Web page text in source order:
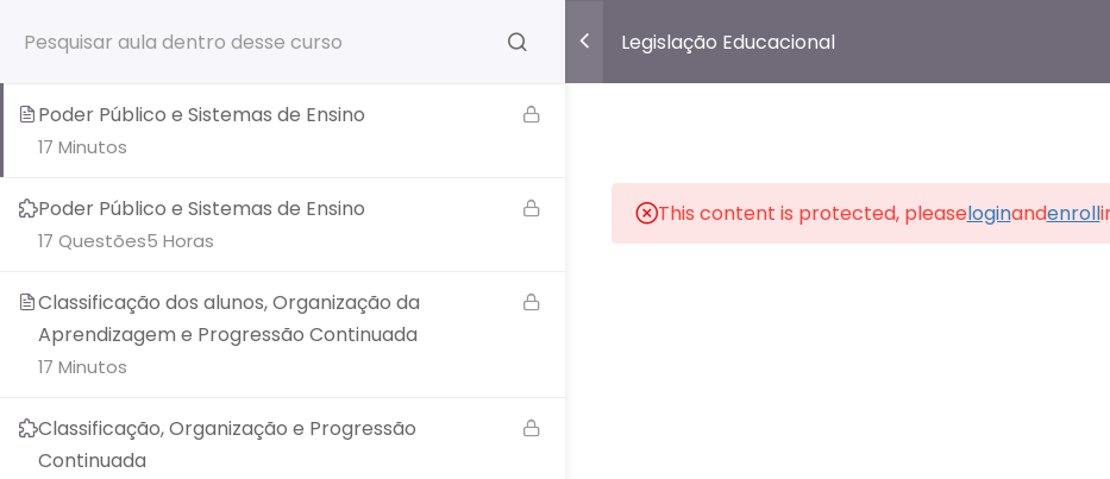
Precisa de ajuda? Mande uma msg no WhatsApp! (41)99161-8689 Legislação Educacional
5 Horas
27 Questões
Poder Público e Sistemas de Ensino
17 Minutos
Poder Público e Sistemas de Ensino
5 Horas
17 Questões
Classificação dos alunos, Organização da
Aprendizagem e Progressão Continuada
17 Minutos
Classificação, Organização e Progressão
Continuada
This content is protected, pleaseloginandenroll